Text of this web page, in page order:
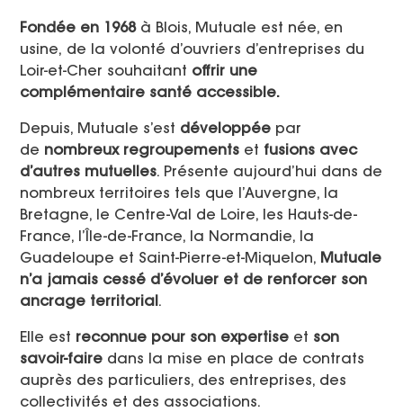
Fondée en 1968à Blois, Mutuale est née, en
usine, de la volonté d’ouvriers d’entreprises du
Loir-et-Cher souhaitant offrir une
complémentaire santé accessible​.
Depuis, Mutuale s’est développée par
de nombreux regroupements et fusions avec
d’autres mutuelles​. Présente aujourd’hui dans de
nombreux territoires tels que l’Auvergne, la
Bretagne, le Centre-Val de Loire, les Hauts-de-
France, l’Île-de-France, la Normandie, la
Guadeloupe et Saint-Pierre-et-Miquelon, Mutuale
n’a jamais cessé d’évoluer et de renforcer son
ancrage territorial.
Elle est reconnue pour son expertise et son
savoir-faire dans la mise en place de contrats
auprès des particuliers, des entreprises, des
collectivités et des associations.